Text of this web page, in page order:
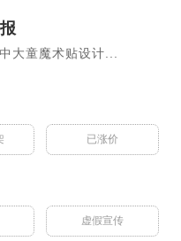
大童魔术贴设计...
已涨价
虚假宣传